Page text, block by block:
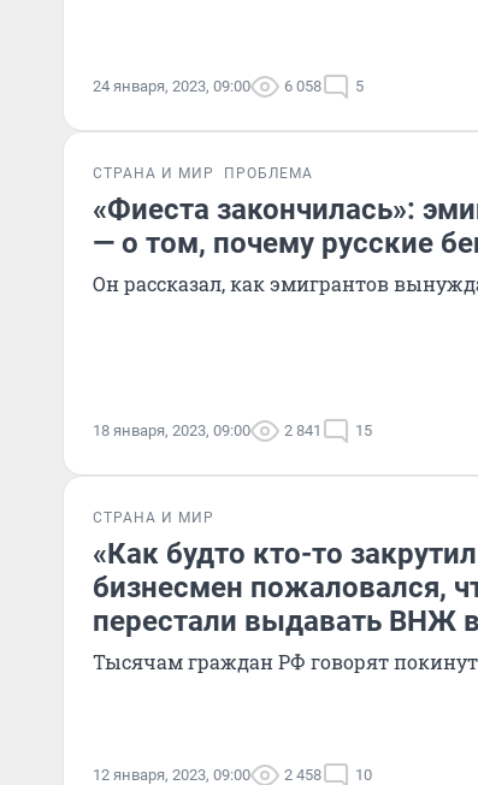
24 января, 2023, 09:00 6 058 5
СТРАНА И МИР ПРОБЛЕМА
«Фиеста закончилась»:
— о том, почему русские
Он рассказал, как эмигрантов
18 января, 2023, 09:00 2 841 15
СТРАНА И МИР
«Как будто кто-то
бизнесмен пожаловался,
перестали выдавать ВНЖ
Тысячам граждан РФ говорят
12 января, 2023, 09:00 2 458 10